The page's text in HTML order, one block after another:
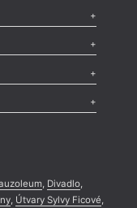
soutěž,
, Divadlo,
, Útvary Sylvy Ficové,